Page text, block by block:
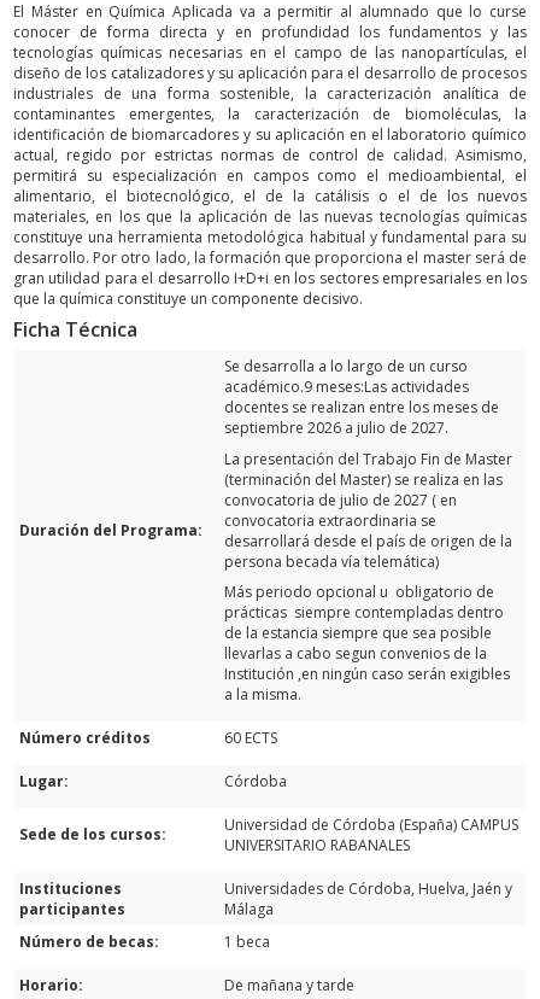
El Máster en Química Aplicada va a permitir al alumnado que lo curse
conocer de forma directa y en profundidad los fundamentos y las
tecnologías químicas necesarias en el campo de las nanopartículas, el
diseño de los catalizadores y su aplicación para el desarrollo de procesos
industriales de una forma sostenible, la caracterización analítica de
contaminantes emergentes, la caracterización de biomoléculas, la
identificación de biomarcadores y su aplicación en el laboratorio químico
actual, regido por estrictas normas de control de calidad. Asimismo,
permitirá su especialización en campos como el medioambiental, el
alimentario, el biotecnológico, el de la catálisis o el de los nuevos
materiales, en los que la aplicación de las nuevas tecnologías químicas
constituye una herramienta metodológica habitual y fundamental para su
desarrollo. Por otro lado, la formación que proporciona el master será de
gran utilidad para el desarrollo I+D+i en los sectores empresariales en los
que la química constituye un componente decisivo.
Ficha Técnica
Duración del Programa:
Se desarrolla a lo largo de un curso
académico.9 meses:Las actividades
docentes se realizan entre los meses de
septiembre 2026 a julio de 2027.
La presentación del Trabajo Fin de Master
(terminación del Master) se realiza en las
convocatoria de julio de 2027 ( en
convocatoria extraordinaria se
desarrollará desde el país de origen de la
persona becada vía telemática)
Más periodo opcional u obligatorio de
prácticas siempre contempladas dentro
de la estancia siempre que sea posible
llevarlas a cabo segun convenios de la
Institución ,en ningún caso serán exigibles
a la misma.
Número créditos 60 ECTS
Lugar: Córdoba
Sede de los cursos:
Universidad de Córdoba (España) CAMPUS
UNIVERSITARIO RABANALES
Instituciones
participantes
Universidades de Córdoba, Huelva, Jaén y
Málaga
Número de becas:
1 beca
Horario: De mañana y tarde